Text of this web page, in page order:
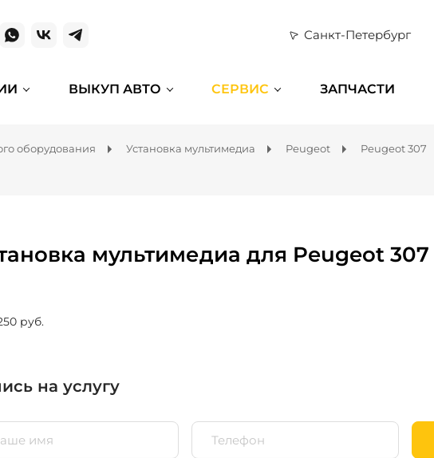
Санкт-Петербург
ВЫКУП АВТО СЕРВИС ЗАПЧАСТИ
оборудования Установка мультимедиа Peugeot Peugeot 307
мультимедиа для Peugeot 307
руб.
на услугу